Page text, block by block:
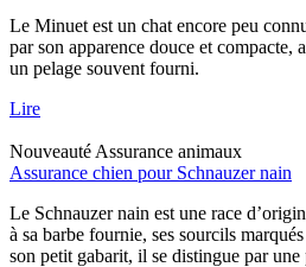
Le Minuet est un chat encore peu
par son apparence douce et compacte,
un pelage souvent fourni.
Lire
Nouveauté Assurance animaux
Assurance chien pour Schnauzer nain
Le Schnauzer nain est une race
à sa barbe fournie, ses sourcils
son petit gabarit, il se distingue par